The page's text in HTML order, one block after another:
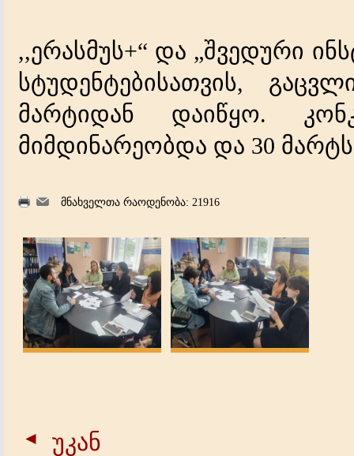
,,ერასმუს+“ და „შვედური
სტუდენტებისათვის,
მარტიდან
დაიწყო.
მიმდინარეობდა და 30 მარტს
მნახველთა რაოდენობა: 21916
უკან